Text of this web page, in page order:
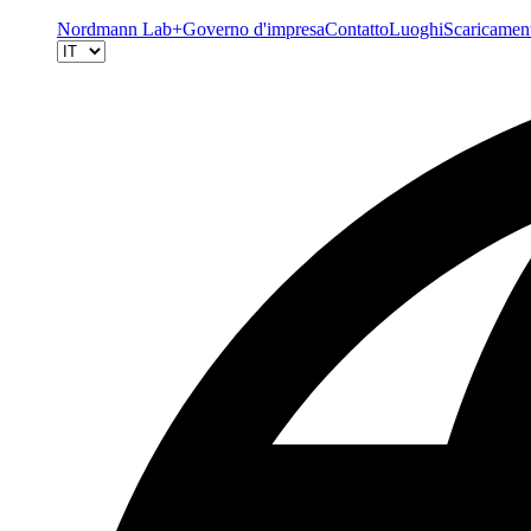
Nordmann Lab+Governo d'impresaContattoLuoghi